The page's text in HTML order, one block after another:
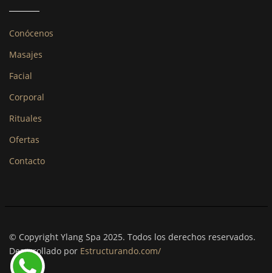
Conócenos
Masajes
Facial
Corporal
Rituales
Ofertas
Contacto
© Copyright Ylang Spa 2025. Todos los derechos reservados.
Desarrollado por Estructurando.com/